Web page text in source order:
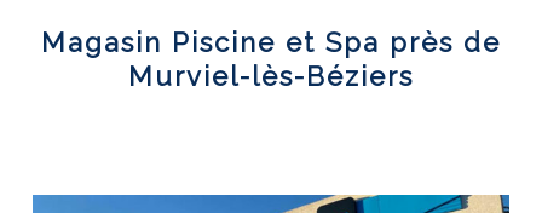
Magasin Piscine et Spa près de
Murviel-lès-Béziers